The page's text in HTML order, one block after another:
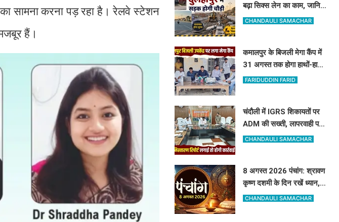
का सामना करना पड़ रहा है। रेलवे स्टेशन
हैं।
बढ़ा सिक्स लेन का काम, जानिए
किसे मिलेगा मुआवजा और कहां
CHANDAULI SAMACHAR
कमालपुर के बिजली मेगा कैंप में
31 अगस्त तक होगा हाथों-हाथ
समाधान: 15 उपभोक्ताओं के
FARIDUDDIN FARID
चंदौली में IGRS शिकायतों पर
ADM की सख्ती, लापरवाही पर
अधिकारियों को दी सीधे कार्रवाई
CHANDAULI SAMACHAR
8 अगस्त 2026 पंचांग: श्रावण
कृष्ण दशमी के दिन रखें ध्यान,
जानें शनि देव की पूजा का शुभ
CHANDAULI SAMACHAR